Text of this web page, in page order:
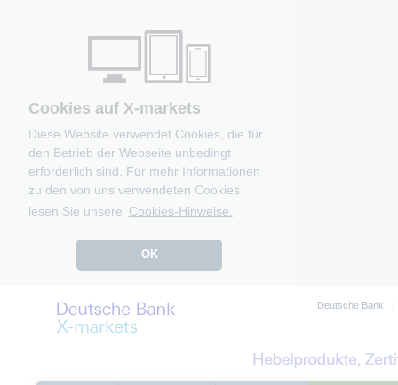
Cookies auf X-markets
Diese Website verwendet Cookies, die für
den Betrieb der Webseite unbedingt
erforderlich sind. Für mehr Informationen
zu den von uns verwendeten Cookies
lesen Sie unsere Cookies-Hinweise.
OK
Deutsche Bank